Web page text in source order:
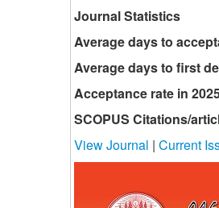
Journal Statistics
Average days to
Average days to first
Acceptance rate in
SCOPUS Citations/
View Journal | Current